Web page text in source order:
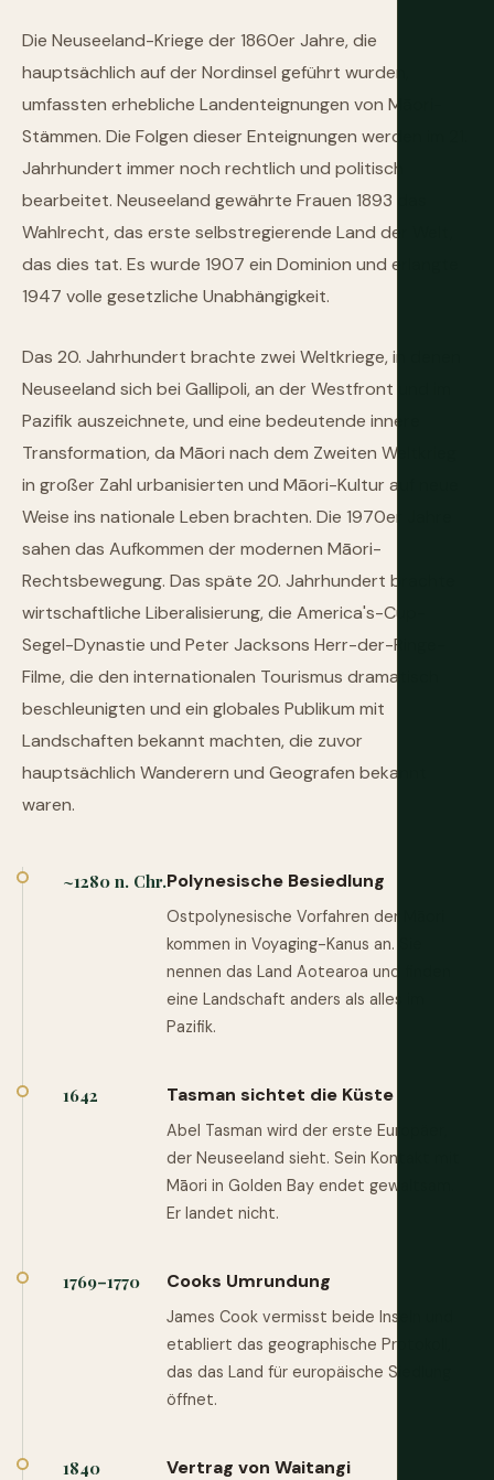
Die Neuseeland-Kriege der 1860er Jahre, die
hauptsächlich auf der Nordinsel geführt wurden,
umfassten erhebliche Landenteignungen von Māori-
Stämmen. Die Folgen dieser Enteignungen werden im 21.
Jahrhundert immer noch rechtlich und politisch
bearbeitet. Neuseeland gewährte Frauen 1893 das
Wahlrecht, das erste selbstregierende Land der Welt,
das dies tat. Es wurde 1907 ein Dominion und erlangte
1947 volle gesetzliche Unabhängigkeit.
Das 20. Jahrhundert brachte zwei Weltkriege, in denen
Neuseeland sich bei Gallipoli, an der Westfront und im
Pazifik auszeichnete, und eine bedeutende innere
Transformation, da Māori nach dem Zweiten Weltkrieg
in großer Zahl urbanisierten und Māori-Kultur auf neue
Weise ins nationale Leben brachten. Die 1970er Jahre
sahen das Aufkommen der modernen Māori-
Rechtsbewegung. Das späte 20. Jahrhundert brachte
wirtschaftliche Liberalisierung, die America's-Cup-
Segel-Dynastie und Peter Jacksons Herr-der-Ringe-
Filme, die den internationalen Tourismus dramatisch
beschleunigten und ein globales Publikum mit
Landschaften bekannt machten, die zuvor
hauptsächlich Wanderern und Geografen bekannt
waren.
~1280 n. Chr.Polynesische Besiedlung
Ostpolynesische Vorfahren der Māori
kommen in Voyaging-Kanus an. Sie
nennen das Land Aotearoa und finden
eine Landschaft anders als alles im
Pazifik.
1642 Tasman sichtet die Küste
Abel Tasman wird der erste Europäer,
der Neuseeland sieht. Sein Kontakt mit
Māori in Golden Bay endet gewaltsam.
Er landet nicht.
1769–1770 Cooks Umrundung
James Cook vermisst beide Inseln und
etabliert das geographische Protokoll,
das das Land für europäische Siedlung
öffnet.
1840 Vertrag von Waitangi